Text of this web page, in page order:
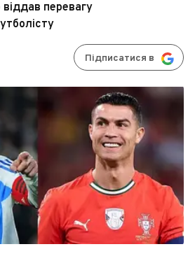
перевагу
Підписатися в